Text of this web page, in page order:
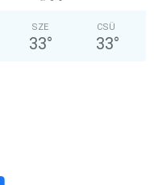
SZE
33°
CSÜ
33°